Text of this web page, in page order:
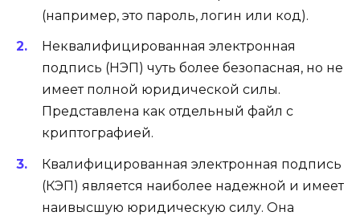
(например, это пароль, логин или код).
Неквалифицированная электронная
подпись (НЭП) чуть более безопасная, но не
имеет полной юридической силы.
Представлена как отдельный файл с
криптографией.
Квалифицированная электронная подпись
(КЭП) является наиболее надежной и имеет
наивысшую юридическую силу. Она